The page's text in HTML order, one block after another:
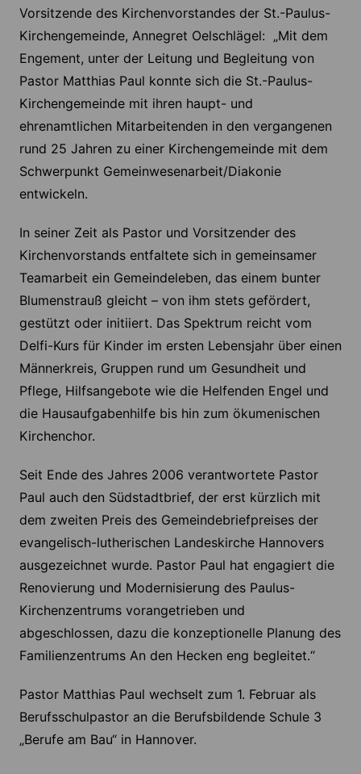
Vorsitzende des Kirchenvorstandes der St.-Paulus-
Kirchengemeinde, Annegret Oelschlägel: „Mit dem
Engement, unter der Leitung und Begleitung von
Pastor Matthias Paul konnte sich die St.-Paulus-
Kirchengemeinde mit ihren haupt- und
ehrenamtlichen Mitarbeitenden in den vergangenen
rund 25 Jahren zu einer Kirchengemeinde mit dem
Schwerpunkt Gemeinwesenarbeit/Diakonie
entwickeln.
In seiner Zeit als Pastor und Vorsitzender des
Kirchenvorstands entfaltete sich in gemeinsamer
Teamarbeit ein Gemeindeleben, das einem bunter
Blumenstrauß gleicht – von ihm stets gefördert,
gestützt oder initiiert. Das Spektrum reicht vom
Delfi-Kurs für Kinder im ersten Lebensjahr über einen
Männerkreis, Gruppen rund um Gesundheit und
Pflege, Hilfsangebote wie die Helfenden Engel und
die Hausaufgabenhilfe bis hin zum ökumenischen
Kirchenchor.
Seit Ende des Jahres 2006 verantwortete Pastor
Paul auch den Südstadtbrief, der erst kürzlich mit
dem zweiten Preis des Gemeindebriefpreises der
evangelisch-lutherischen Landeskirche Hannovers
ausgezeichnet wurde. Pastor Paul hat engagiert die
Renovierung und Modernisierung des Paulus-
Kirchenzentrums vorangetrieben und
abgeschlossen, dazu die konzeptionelle Planung des
Familienzentrums An den Hecken eng begleitet.“
Pastor Matthias Paul wechselt zum 1. Februar als
Berufsschulpastor an die Berufsbildende Schule 3
„Berufe am Bau“ in Hannover.